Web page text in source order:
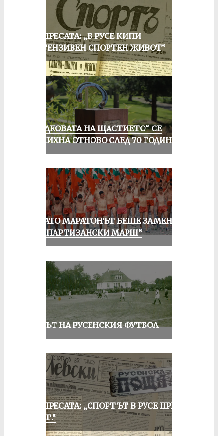
ОТ ПРЕСАТА: „В РУСЕ КИПИ
ИНТЕНЗИВЕН СПОРТЕН ЖИВОТ“
„ПОДКОВАТА НА ЩАСТИЕТО“ СЕ
УСМИХНА ОТНОВО СЛЕД 70 ГОДИНИ
КОГАТО МАРАТОНЪТ БЕШЕ ЗАМЕНЕН
ОТ „ПАРТИЗАНСКИ МАРШ“
ВЕКЪТ НА РУСЕНСКИЯ ФУТБОЛ
ОТ ПРЕСАТА: „СПОРТЪТ В РУСЕ ПРЕЗ
1935 Г.“